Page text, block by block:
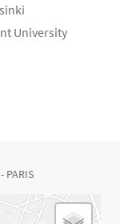
University
PARIS